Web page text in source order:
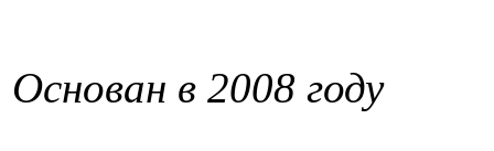
Основан в 2008 году